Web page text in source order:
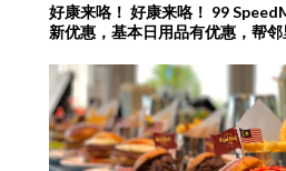
好康来咯！ 好康来咯！ 99
新优惠，基本日用品有优惠，帮邻